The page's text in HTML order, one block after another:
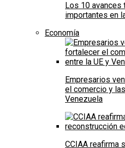
Los 10
importantes en
Economía
Empresarios
el comercio y
Venezuela
CCIAA reafirma